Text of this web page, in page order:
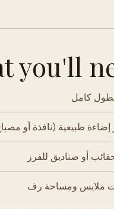
you'll
كامل
طبيعية (نافذة أو
أو صناديق للفرز
ملابس ومساحة رف